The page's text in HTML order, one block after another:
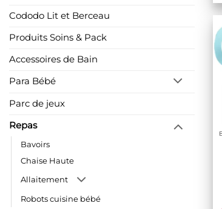
Cododo Lit et Berceau
Produits Soins & Pack
Accessoires de Bain
Para Bébé
Parc de jeux
Repas
Bavoirs
Chaise Haute
Allaitement
Robots cuisine bébé